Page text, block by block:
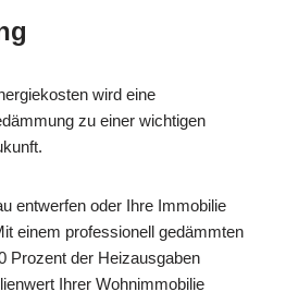
wird eine
zu einer wichtigen
entwerfen oder Ihre Immobilie
einem professionell gedämmten
Prozent der Heizausgaben
Ihrer Wohnimmobilie